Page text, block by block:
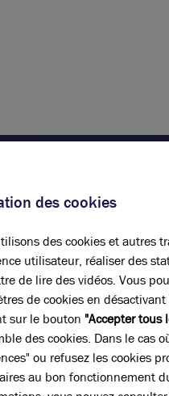
projet
votre projet en vous livrant
climat de confiance.
Prénom*
des cookies
des cookies et autres
utilisateur, réaliser des
de lire des vidéos. Vous
de cookies en
sur le bouton "Accepter tous
des cookies. Dans le cas
ou refusez les cookies
au bon fonctionnement